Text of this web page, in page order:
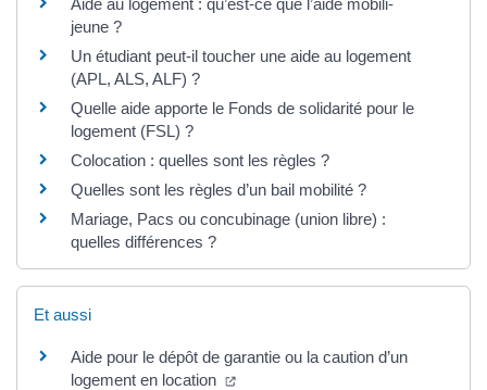
jeune ?
Un étudiant peut-il toucher une aide au logement
(APL, ALS, ALF) ?
Quelle aide apporte le Fonds de solidarité pour le
logement (FSL) ?
Colocation : quelles sont les règles ?
Quelles sont les règles d’un bail mobilité ?
Mariage, Pacs ou concubinage (union libre) :
quelles différences ?
Et aussi
Aide pour le dépôt de garantie ou la caution d’un
logement en location
(ouverture dans un nouvel onglet)